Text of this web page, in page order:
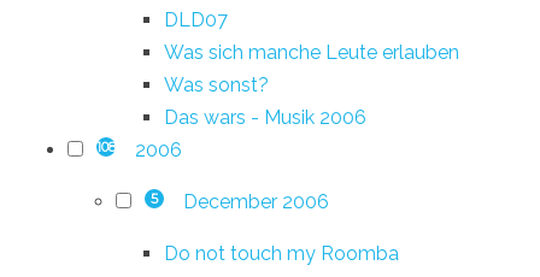
DLD07
Was sich manche Leute erlauben
Was sonst?
Das wars - Musik 2006
108 2006
5 December 2006
Do not touch my Roomba